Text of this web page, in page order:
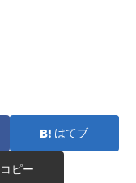
はてブ
コピー